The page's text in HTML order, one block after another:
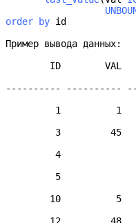
order by id
Пример вывода данных:
ID        VAL
---------- ----------
         1          1
3         45
4
5
10          5